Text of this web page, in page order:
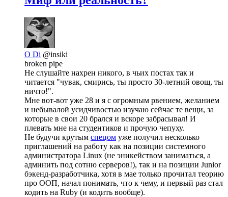
O Di @insiki
broken pipe
Не слушайте нахрен никого, в чьих постах так и
читается "чувак, смирись, ты просто 30-летний овощ, ты
ничто!".
Мне вот-вот уже 28 и я с огромным рвением, желанием
и небывалой усидчивостью изучаю сейчас те вещи, за
которые в свои 20 брался и вскоре забрасывал! И
плевать мне на студентиков и прочую чепуху.
Не будучи крутым спецом уже получил несколько
приглашений на работу как на позиции системного
администратора Linux (не эникейством заниматься, а
админить под сотню серверов!), так и на позиции Junior
бэкенд-разработчика, хотя в мае только прочитал теорию
про ООП, начал понимать, что к чему, и первый раз стал
кодить на Ruby (и кодить вообще).